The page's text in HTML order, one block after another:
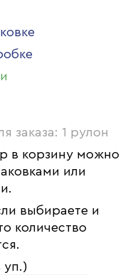
заказа: 1 рулон
в корзину можно
или
выбираете и
количество
уп.)